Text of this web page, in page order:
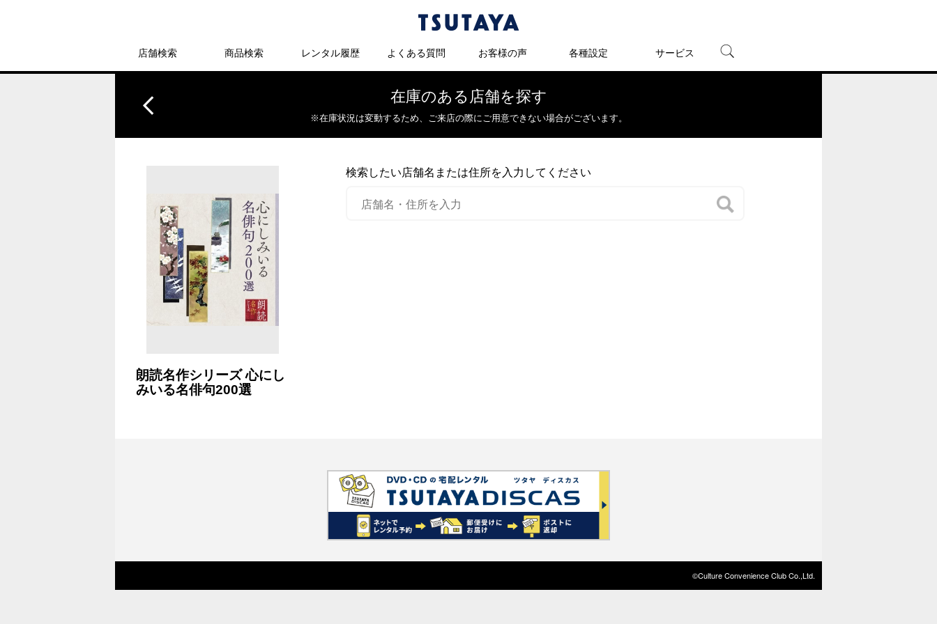
店舗検索 商品検索 レンタル履歴 よくある質問 お客様の声 各種設定 サービス
在庫のある店舗を探す
※在庫状況は変動するため、 ご来店の際にご用意できない場合がございます。
朗読名作シリーズ 心にし
みいる名俳句200選
検索したい店舗名または住所を入力してください
©Culture Convenience Club Co.,Ltd.